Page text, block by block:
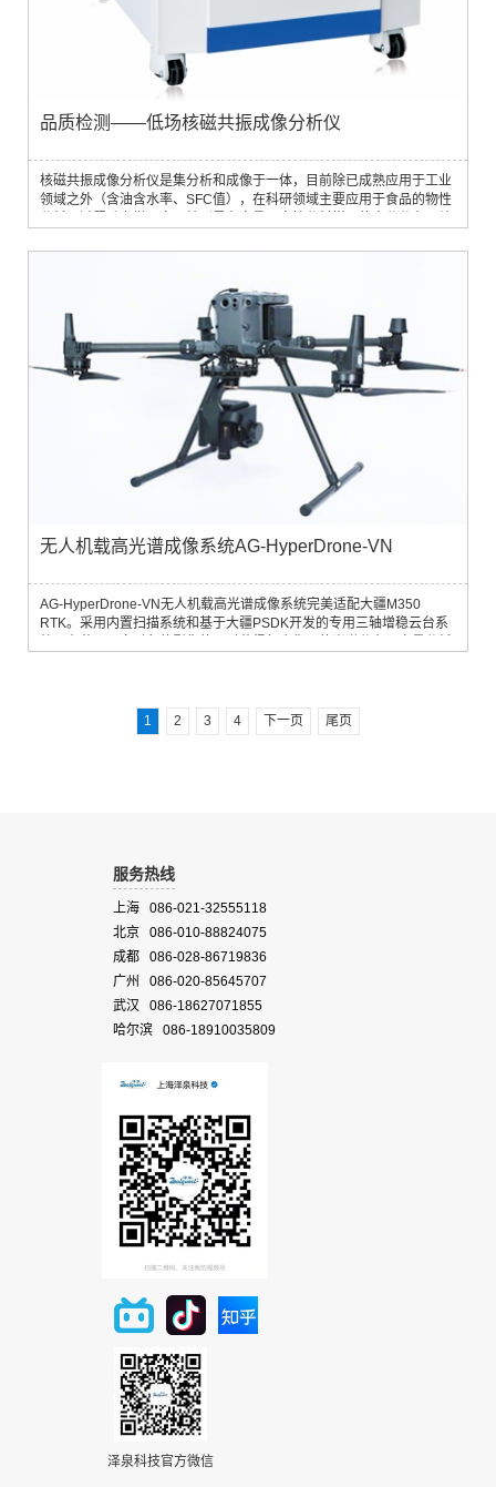
品质检测——低场核磁共振成像分析仪
核磁共振成像分析仪是集分析和成像于一体，目前除已成熟应用于工业
领域之外（含油含水率、SFC值），在科研领域主要应用于食品的物性
无人机载高光谱成像系统AG-HyperDrone-VN
AG-HyperDrone-VN无人机载高光谱成像系统完美适配大疆M350
RTK。采用内置扫描系统和基于大疆PSDK开发的专用三轴增稳云台系
据质量大幅提升。○高性能分...
1 2 3 4 下一页 尾页
服务热线
上海 086-021-32555118
北京 086-010-88824075
成都 086-028-86719836
广州 086-020-85645707
武汉 086-18627071855
哈尔滨 086-18910035809
泽泉科技官方微信